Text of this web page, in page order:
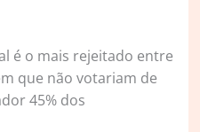
é o mais rejeitado entre
que não votariam de
45% dos